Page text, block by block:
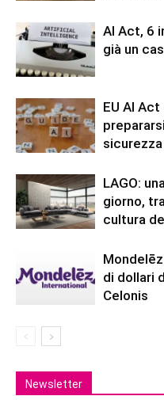
AI Act, 6
già un
EU AI
LAGO:
giorno,
cultura
di dollari
Celonis
Newsletter